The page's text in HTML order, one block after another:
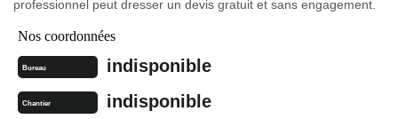
professionnel peut dresser un devis gratuit et sans engagement.
Nos coordonnées
Bureau indisponible
Chantier indisponible